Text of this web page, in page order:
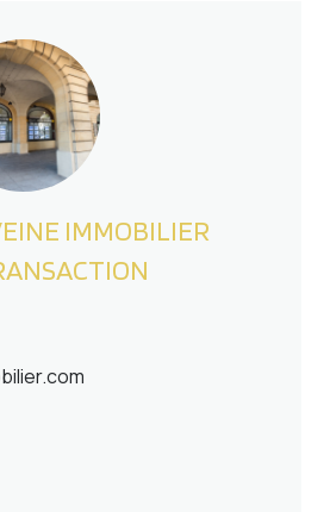
IMMOBILIER